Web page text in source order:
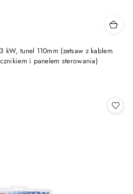
kW, tunel 110mm (zetsaw z kablem
i panelem sterowania)